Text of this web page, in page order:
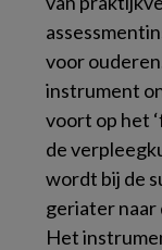
voor
instrument
voort op het
de
wordt bij de
geriater naar
Het